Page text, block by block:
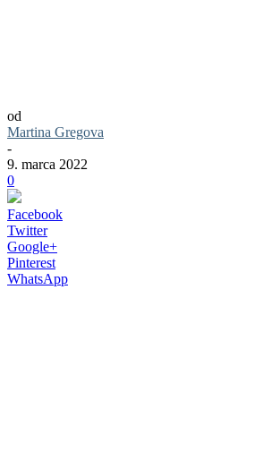
od
Martina Gregova
-
9. marca 2022
0
Facebook
Twitter
Google+
Pinterest
WhatsApp